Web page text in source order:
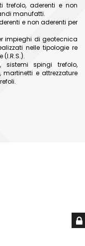
trefolo, aderenti e non
manufatti.
e non aderenti per
impieghi di geotecnica
nelle tipologie re
(I.R.S.).
sistemi spingi trefolo,
martinetti e attrezzature